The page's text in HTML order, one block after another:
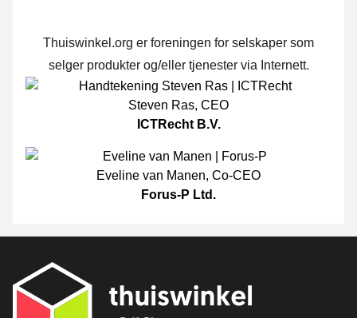
Thuiswinkel.org er foreningen for selskaper som
selger produkter og/eller tjenester via Internett.
Steven Ras, CEO
ICTRecht B.V.
Eveline van Manen, Co-CEO
Forus-P Ltd.